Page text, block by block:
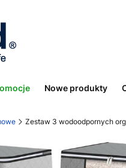
Nowe produkty
Zestaw 3 wodoodpornych